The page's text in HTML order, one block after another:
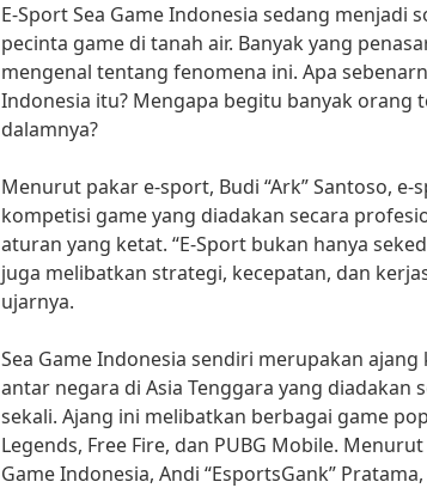
E-Sport Sea Game Indonesia sedang menjadi
pecinta game di tanah air. Banyak yang
mengenal tentang fenomena ini. Apa
Indonesia itu? Mengapa begitu banyak orang
dalamnya?
Menurut pakar e-sport, Budi “Ark” Santoso,
kompetisi game yang diadakan secara
aturan yang ketat. “E-Sport bukan hanya
juga melibatkan strategi, kecepatan, dan
ujarnya.
Sea Game Indonesia sendiri merupakan
antar negara di Asia Tenggara yang diadakan
sekali. Ajang ini melibatkan berbagai game
Legends, Free Fire, dan PUBG Mobile.
Game Indonesia, Andi “EsportsGank”